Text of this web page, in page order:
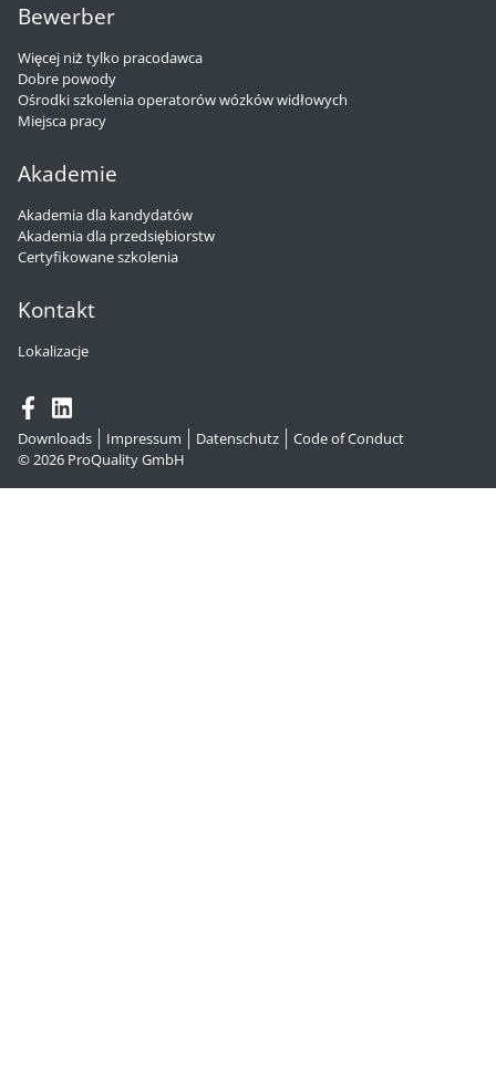
Bewerber
Więcej niż tylko pracodawca
Dobre powody
Ośrodki szkolenia operatorów wózków widłowych
Miejsca pracy
Akademie
Akademia dla kandydatów
Akademia dla przedsiębiorstw
Certyfikowane szkolenia
Kontakt
Lokalizacje
Downloads Impressum Datenschutz
Code of Conduct
© 2026 ProQuality GmbH